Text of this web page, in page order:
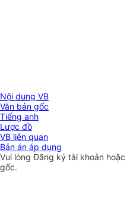
Nội dung VB
Văn bản gốc
Tiếng anh
Lược đồ
VB liên quan
Bản án áp dụng
Vui lòngĐăng ký tài khoản hoặc
gốc.